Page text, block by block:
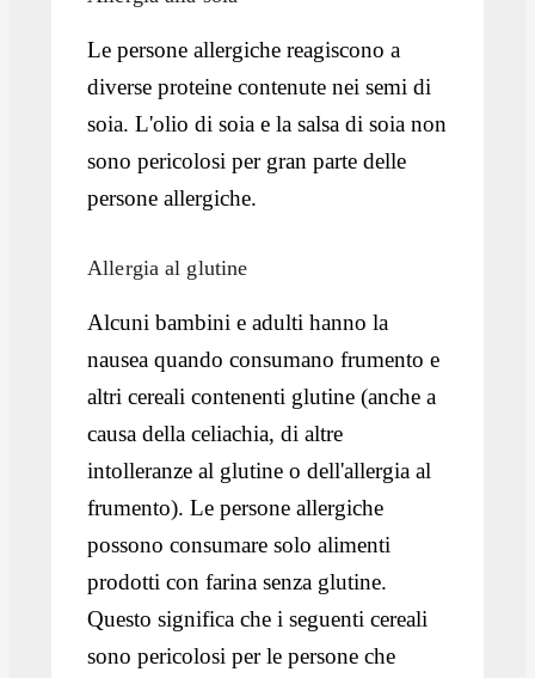
Le persone allergiche reagiscono a
diverse proteine contenute nei semi di
soia. L'olio di soia e la salsa di soia non
sono pericolosi per gran parte delle
persone allergiche.
Allergia al glutine
Alcuni bambini e adulti hanno la
nausea quando consumano frumento e
altri cereali contenenti glutine (anche a
causa della celiachia, di altre
intolleranze al glutine o dell'allergia al
frumento). Le persone allergiche
possono consumare solo alimenti
prodotti con farina senza glutine.
Questo significa che i seguenti cereali
sono pericolosi per le persone che